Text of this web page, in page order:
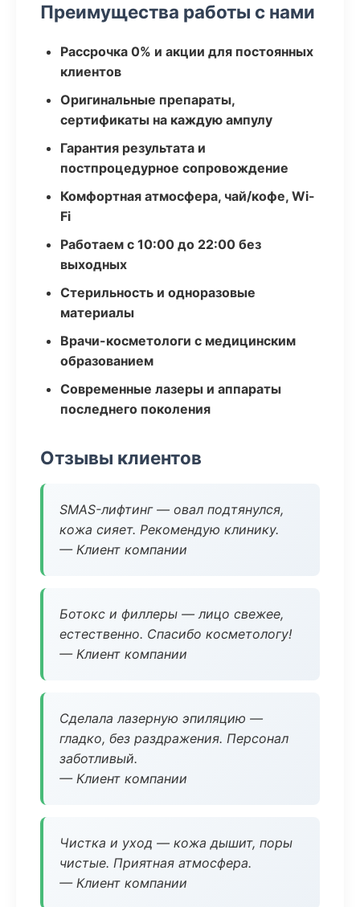
Преимущества работы с нами
Рассрочка 0% и акции для постоянных
клиентов
Оригинальные препараты,
сертификаты на каждую ампулу
Гарантия результата и
постпроцедурное сопровождение
Комфортная атмосфера, чай/кофе, Wi-
Fi
Работаем с 10:00 до 22:00 без
выходных
Стерильность и одноразовые
материалы
Врачи-косметологи с медицинским
образованием
Современные лазеры и аппараты
последнего поколения
Отзывы клиентов
SMAS-лифтинг — овал подтянулся,
кожа сияет. Рекомендую клинику.
— Клиент компании
Ботокс и филлеры — лицо свежее,
естественно. Спасибо косметологу!
— Клиент компании
Сделала лазерную эпиляцию —
гладко, без раздражения. Персонал
заботливый.
— Клиент компании
Чистка и уход — кожа дышит, поры
чистые. Приятная атмосфера.
— Клиент компании